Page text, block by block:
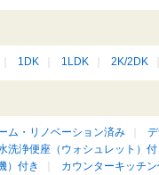
1DK 1LDK 2K/2DK
ム・リノベーション済み
洗浄便座（ウォシュレット）付
）付き
カウンターキッチン